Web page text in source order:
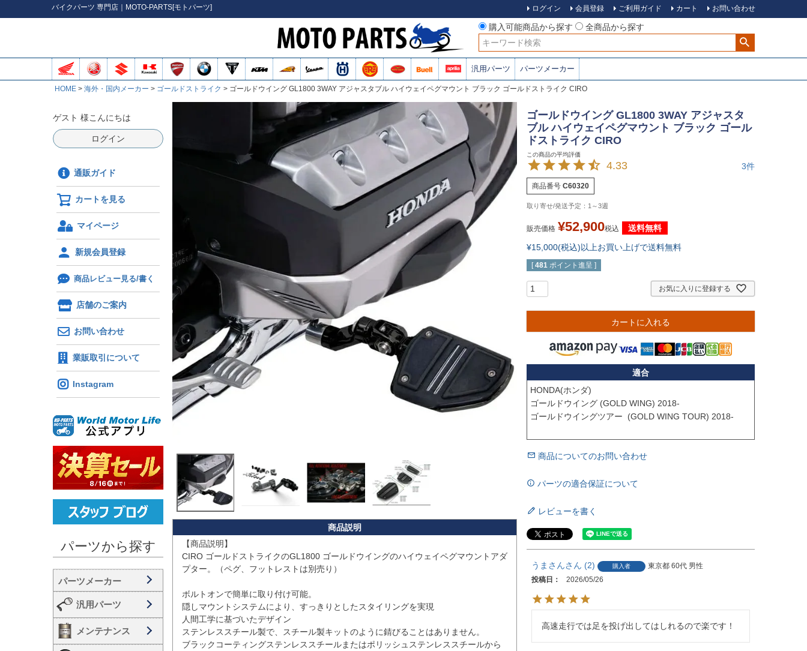
バイクパーツ 専門店｜MOTO-PARTS[モトパーツ] ログイン 会員登録 ご利用ガイド カート お問い合わせ
購入可能商品から探す
全商品から探す
検索
汎用パーツ パーツメーカー
HOME 海外・国内メーカー ゴールドストライク ゴールドウイング GL1800 3WAY アジャスタブル ハイウェイペグマウント ブラック ゴールドストライク CIRO
ゲスト 様こんにちは
ログイン
通販ガイド
カートを見る
マイページ
新規会員登録
商品レビュー見る/書く
店舗のご案内
お問い合わせ
業販取引について
Instagram
パーツから探す
汎用パーツ
メンテナンス
【商品説明】
CIRO ゴールドストライクのGL1800 ゴールドウイングのハイウェイペグマウントアダ
プター。（ペグ、フットレストは別売り）
ボルトオンで簡単に取り付け可能。
隠しマウントシステムにより、すっきりとしたスタイリングを実現
人間工学に基づいたデザイン
ステンレススチール製で、スチール製キットのように錆びることはありません。
ブラックコーティングステンレススチールまたはポリッシュステンレススチールから
ゴールドウイング GL1800 3WAY アジャスタ
ブル ハイウェイペグマウント ブラック ゴール
ドストライク CIRO
4.33 3
商品番号 C60320
1～3週
販売価格 ¥52,900税込
送料無料
¥15,000(税込)以上お買い上げで送料無料
[ 481 ポイント進呈 ]
お気に入りに登録する
カートに入れる
適合
HONDA(ホンダ)
ゴールドウイング (GOLD WING) 2018-
ゴールドウイングツアー  (GOLD WING TOUR) 2018-
商品についてのお問い合わせ
パーツの適合保証について
レビューを書く
うまさん 2 購入者 東京都 60代 男性
投稿日
2026/05/26
高速走行では足を投げ出してはしれるので楽です！